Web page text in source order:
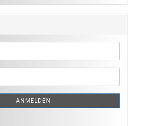
ANMELDEN